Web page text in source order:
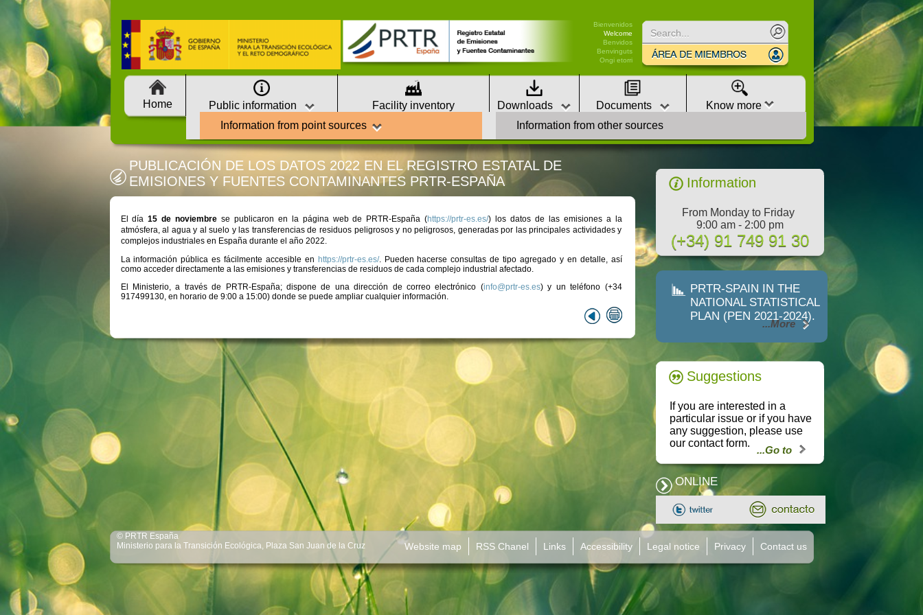
Bienvenidos
Welcome
Benvidos
Benvinguts
Ongi etorri
Buscar
Home
Public information
Information from point sources
Information from other sources
Facility inventory Downloads Documents Know more
PRTR España
PUBLICACIÓN DE LOS DATOS 2022 EN EL REGISTRO ESTATAL DE
EMISIONES Y FUENTES CONTAMINANTES PRTR-ESPAÑA
El día15 de noviembre se publicaron en la página web de PRTR-España (https://prtr-es.es/)
los datos de las emisiones a la
atmósfera, al agua y al suelo y las transferencias de residuos peligrosos y no peligrosos, generadas por las principales actividades y
complejos industriales en España durante el año 2022.
La información pública es fácilmente accesible en https://prtr-es.es/. Pueden hacerse consultas de tipo agregado y en detalle, así
como acceder directamente a las emisiones y transferencias de residuos de cada complejo industrial afectado.
El Ministerio, a través de PRTR-España; dispone de una dirección de correo electrónico (info@prtr-es.es) y un teléfono (+34
917499130, en horario de 9:00 a 15:00) donde se puede ampliar cualquier información.
Information
From Monday to Friday
9:00 am - 2:00 pm
(+34) 91 749 91 30
PRTR-SPAIN IN THE
NATIONAL STATISTICAL
PLAN (PEN 2021-2024).
...More
Suggestions
If you are interested in a
particular issue or if you have
any suggestion, please use
our contact form.
...Go to
ONLINE
© PRTR España
Ministerio para la Transición Ecológica, Plaza San Juan de la Cruz
Website map RSS Chanel Links Accessibility Legal notice Privacy Contact us